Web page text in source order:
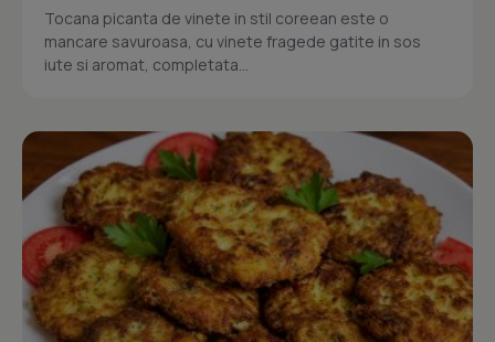
Tocana picanta de vinete in stil coreean este o
mancare savuroasa, cu vinete fragede gatite in sos
iute si aromat, completata...